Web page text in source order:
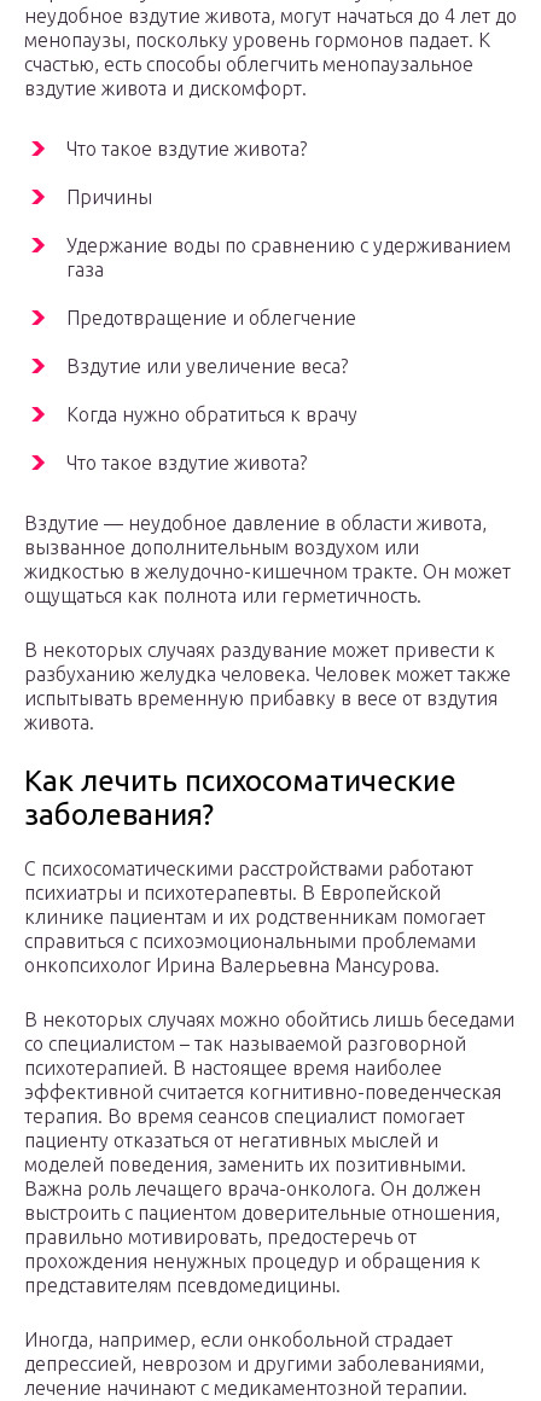
неудобное вздутие живота, могут начаться до 4 лет до
менопаузы, поскольку уровень гормонов падает. К
счастью, есть способы облегчить менопаузальное
вздутие живота и дискомфорт.
Что такое вздутие живота?
Причины
Удержание воды по сравнению с удерживанием
газа
Предотвращение и облегчение
Вздутие или увеличение веса?
Когда нужно обратиться к врачу
Что такое вздутие живота?
Вздутие — неудобное давление в области живота,
вызванное дополнительным воздухом или
жидкостью в желудочно-кишечном тракте. Он может
ощущаться как полнота или герметичность.
В некоторых случаях раздувание может привести к
разбуханию желудка человека. Человек может также
испытывать временную прибавку в весе от вздутия
живота.
Как лечить психосоматические
заболевания?
С психосоматическими расстройствами работают
психиатры и психотерапевты. В Европейской
клинике пациентам и их родственникам помогает
справиться с психоэмоциональными проблемами
онкопсихолог Ирина Валерьевна Мансурова.
В некоторых случаях можно обойтись лишь беседами
со специалистом – так называемой разговорной
психотерапией. В настоящее время наиболее
эффективной считается когнитивно-поведенческая
терапия. Во время сеансов специалист помогает
пациенту отказаться от негативных мыслей и
моделей поведения, заменить их позитивными.
Важна роль лечащего врача-онколога. Он должен
выстроить с пациентом доверительные отношения,
правильно мотивировать, предостеречь от
прохождения ненужных процедур и обращения к
представителям псевдомедицины.
Иногда, например, если онкобольной страдает
депрессией, неврозом и другими заболеваниями,
лечение начинают с медикаментозной терапии.